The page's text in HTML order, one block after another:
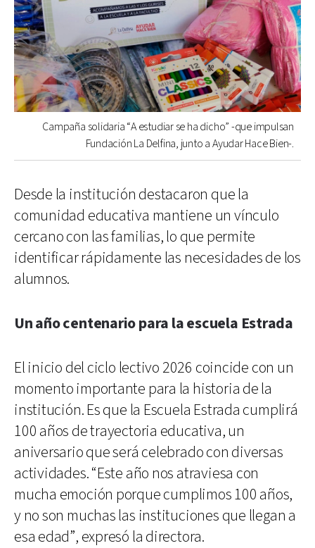
Campaña solidaria “A estudiar se ha dicho” -que impulsan
Fundación La Delfina, junto a Ayudar Hace Bien-.
Desde la institución destacaron que la
comunidad educativa mantiene un vínculo
cercano con las familias, lo que permite
identificar rápidamente las necesidades de los
alumnos.
Un año centenario para la escuela Estrada
El inicio del ciclo lectivo 2026 coincide con un
momento importante para la historia de la
institución. Es que la Escuela Estrada cumplirá
100 años de trayectoria educativa, un
aniversario que será celebrado con diversas
actividades. “Este año nos atraviesa con
mucha emoción porque cumplimos 100 años,
y no son muchas las instituciones que llegan a
esa edad”, expresó la directora.